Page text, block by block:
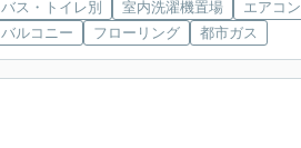
バス・トイレ別 室内洗濯機置場
エアコン
バルコニー
フローリング 都市ガス